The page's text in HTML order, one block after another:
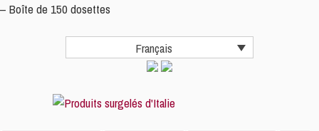
– Boîte de 150 dosettes
Français